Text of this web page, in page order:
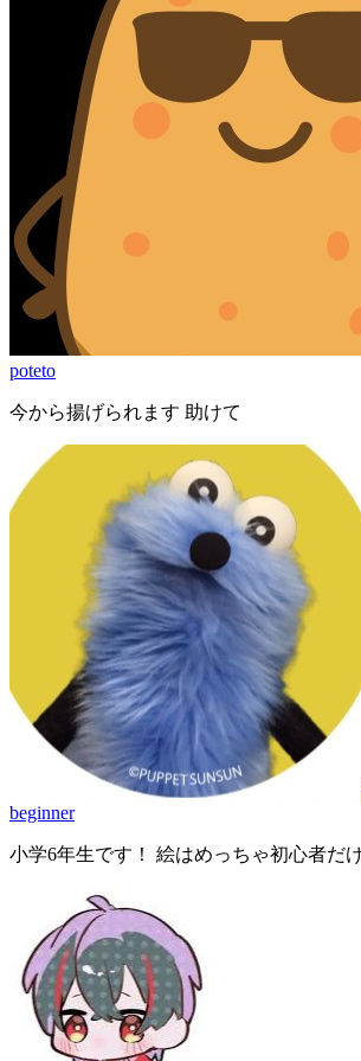
poteto
今から揚げられます 助けて
beginner
小学6年生です！ 絵はめっちゃ初心者だ